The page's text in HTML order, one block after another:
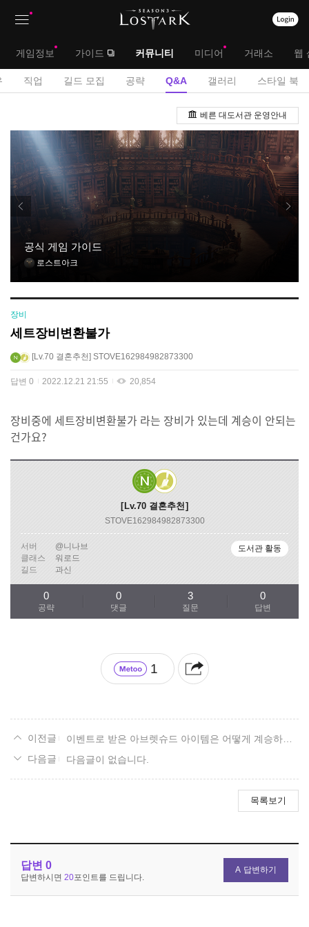
대
게임정보 가이드 커뮤니티 미디어 거래소 웹
메
뉴
직업 길드 모집 공략 Q&A 갤러리 스타일 북
&
시
판
베른 대도서관 운영안내
공식 게임 가이드
로스트아크
장비
세트장비변환불가
Lv.70 결혼추천 STOVE162984982873300
답변 0 2022.12.21 21:55 20,854
장비중에 세트장비변환불가 라는 장비가 있는데 계승이 안되는
건가요?
Lv.70 결혼추천
STOVE162984982873300
서버
@니나브
클래스
워로드
길드
과신
도서관 활동
공략
0
댓글
0
질문
3
답변
0
1
이벤트로 받은 아브렛슈드 아이템은 어떻게 계승하는건가요
다음글이 없습니다.
목록보기
답변 0
답변하시면 20포인트를 드립니다.
답변하기